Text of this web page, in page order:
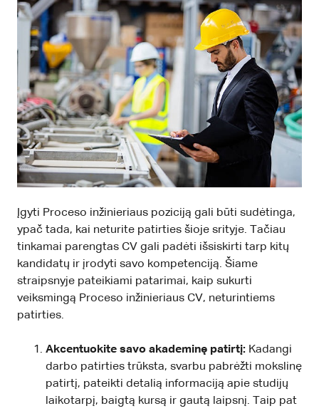
Įgyti Proceso inžinieriaus poziciją gali būti sudėtinga,
ypač tada, kai neturite patirties šioje srityje. Tačiau
tinkamai parengtas CV gali padėti išsiskirti tarp kitų
kandidatų ir įrodyti savo kompetenciją. Šiame
straipsnyje pateikiami patarimai, kaip sukurti
veiksmingą Proceso inžinieriaus CV, neturintiems
patirties.
Akcentuokite savo akademinę patirtį: Kadangi
darbo patirties trūksta, svarbu pabrėžti mokslinę
patirtį, pateikti detalią informaciją apie studijų
laikotarpį, baigtą kursą ir gautą laipsnį. Taip pat